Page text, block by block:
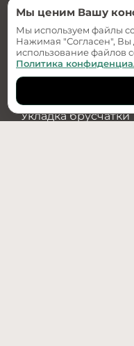
О компании
Примеры работ
Услуги
Ландшафтный
Укладка брусчатки
Мы ценим Вашу
Мы используем файлы
Нажимая "Согласен", Вы
использование файлов
Политика